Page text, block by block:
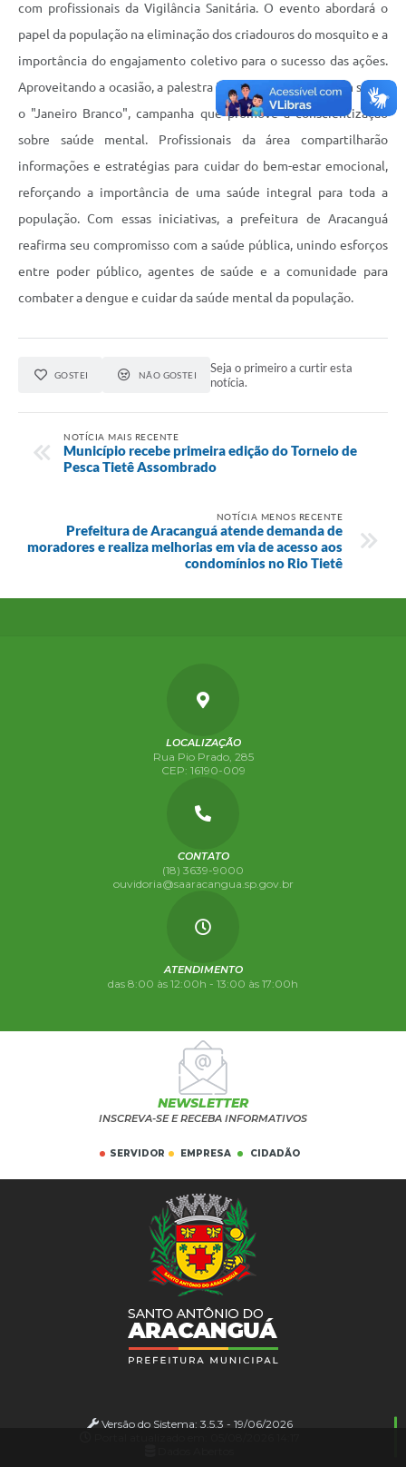
com profissionais da Vigilância Sanitária. O evento abordará o
papel da população na eliminação dos criadouros do mosquito e a
importância do engajamento coletivo para o sucesso das ações.
Aproveitando a ocasião, a palestra incluirá uma abordagem sobre
o "Janeiro Branco", campanha que promove a conscientização
sobre saúde mental. Profissionais da área compartilharão
informações e estratégias para cuidar do bem-estar emocional,
reforçando a importância de uma saúde integral para toda a
população. Com essas iniciativas, a prefeitura de Aracanguá
reafirma seu compromisso com a saúde pública, unindo esforços
entre poder público, agentes de saúde e a comunidade para
combater a dengue e cuidar da saúde mental da população.
GOSTEI NÃO GOSTEI
Seja o primeiro a curtir esta
notícia.
NOTÍCIA MAIS RECENTE
Município recebe primeira edição do Torneio de
Pesca Tietê Assombrado
NOTÍCIA MENOS RECENTE
Prefeitura de Aracanguá atende demanda de
moradores e realiza melhorias em via de acesso aos
condomínios no Rio Tietê
LOCALIZAÇÃO
Rua Pio Prado, 285
CEP: 16190-009
CONTATO
(18) 3639-9000
ouvidoria@saaracangua.sp.gov.br
ATENDIMENTO
das 8:00 às 12:00h - 13:00 às 17:00h
NEWSLETTER
INSCREVA-SE E RECEBA INFORMATIVOS
SERVIDOR EMPRESA CIDADÃO
Versão do Sistema: 3.5.3 - 19/06/2026